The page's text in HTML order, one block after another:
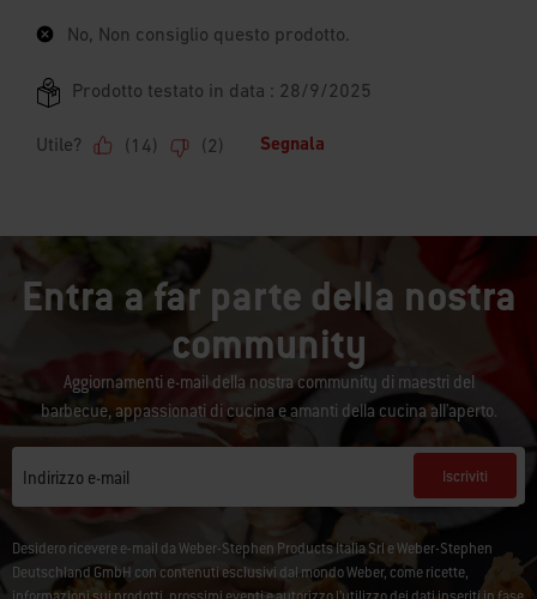
Entra a far parte della nostra
community
Aggiornamenti e-mail della nostra community di maestri del
barbecue, appassionati di cucina e amanti della cucina all'aperto.
Indirizzo e-mail Iscriviti
Desidero ricevere e-mail da Weber-Stephen Products Italia Srl e Weber-Stephen
Deutschland GmbH con contenuti esclusivi dal mondo Weber, come ricette,